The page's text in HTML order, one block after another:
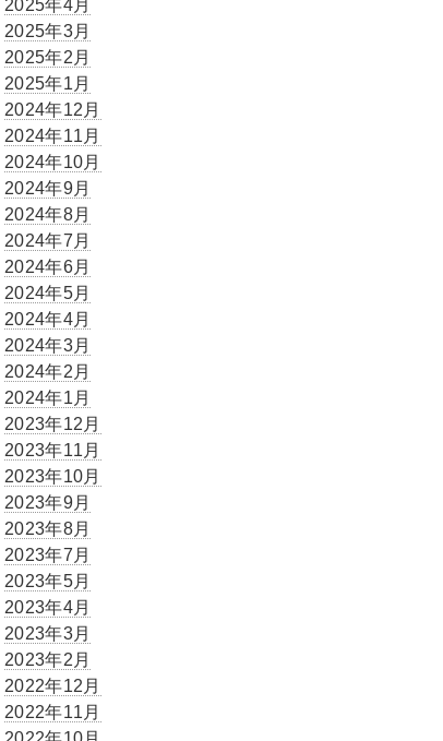
2025年4月
2025年3月
2025年2月
2025年1月
2024年12月
2024年11月
2024年10月
2024年9月
2024年8月
2024年7月
2024年6月
2024年5月
2024年4月
2024年3月
2024年2月
2024年1月
2023年12月
2023年11月
2023年10月
2023年9月
2023年8月
2023年7月
2023年5月
2023年4月
2023年3月
2023年2月
2022年12月
2022年11月